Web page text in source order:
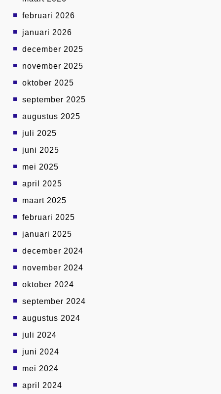
februari 2026
januari 2026
december 2025
november 2025
oktober 2025
september 2025
augustus 2025
juli 2025
juni 2025
mei 2025
april 2025
maart 2025
februari 2025
januari 2025
december 2024
november 2024
oktober 2024
september 2024
augustus 2024
juli 2024
juni 2024
mei 2024
april 2024